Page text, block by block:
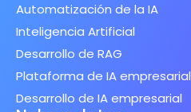
Automatización de la IA
Inteligencia Artificial
Desarrollo de RAG
Plataforma de IA empresarial
Desarrollo de IA empresarial